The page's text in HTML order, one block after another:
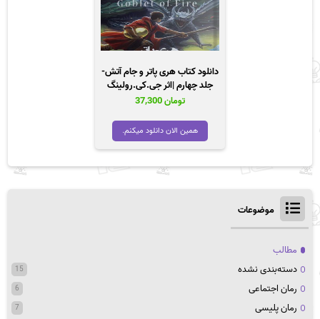
دانلود کتاب هری پاتر و جام آتش-
جلد چهارم |اثر جی.کی.رولینگ
تومان
همین الان دانلود میکنم.
موضوعات
مطالب
دسته‌بندی نشده
15
رمان اجتماعی 6
رمان پلیسی 7